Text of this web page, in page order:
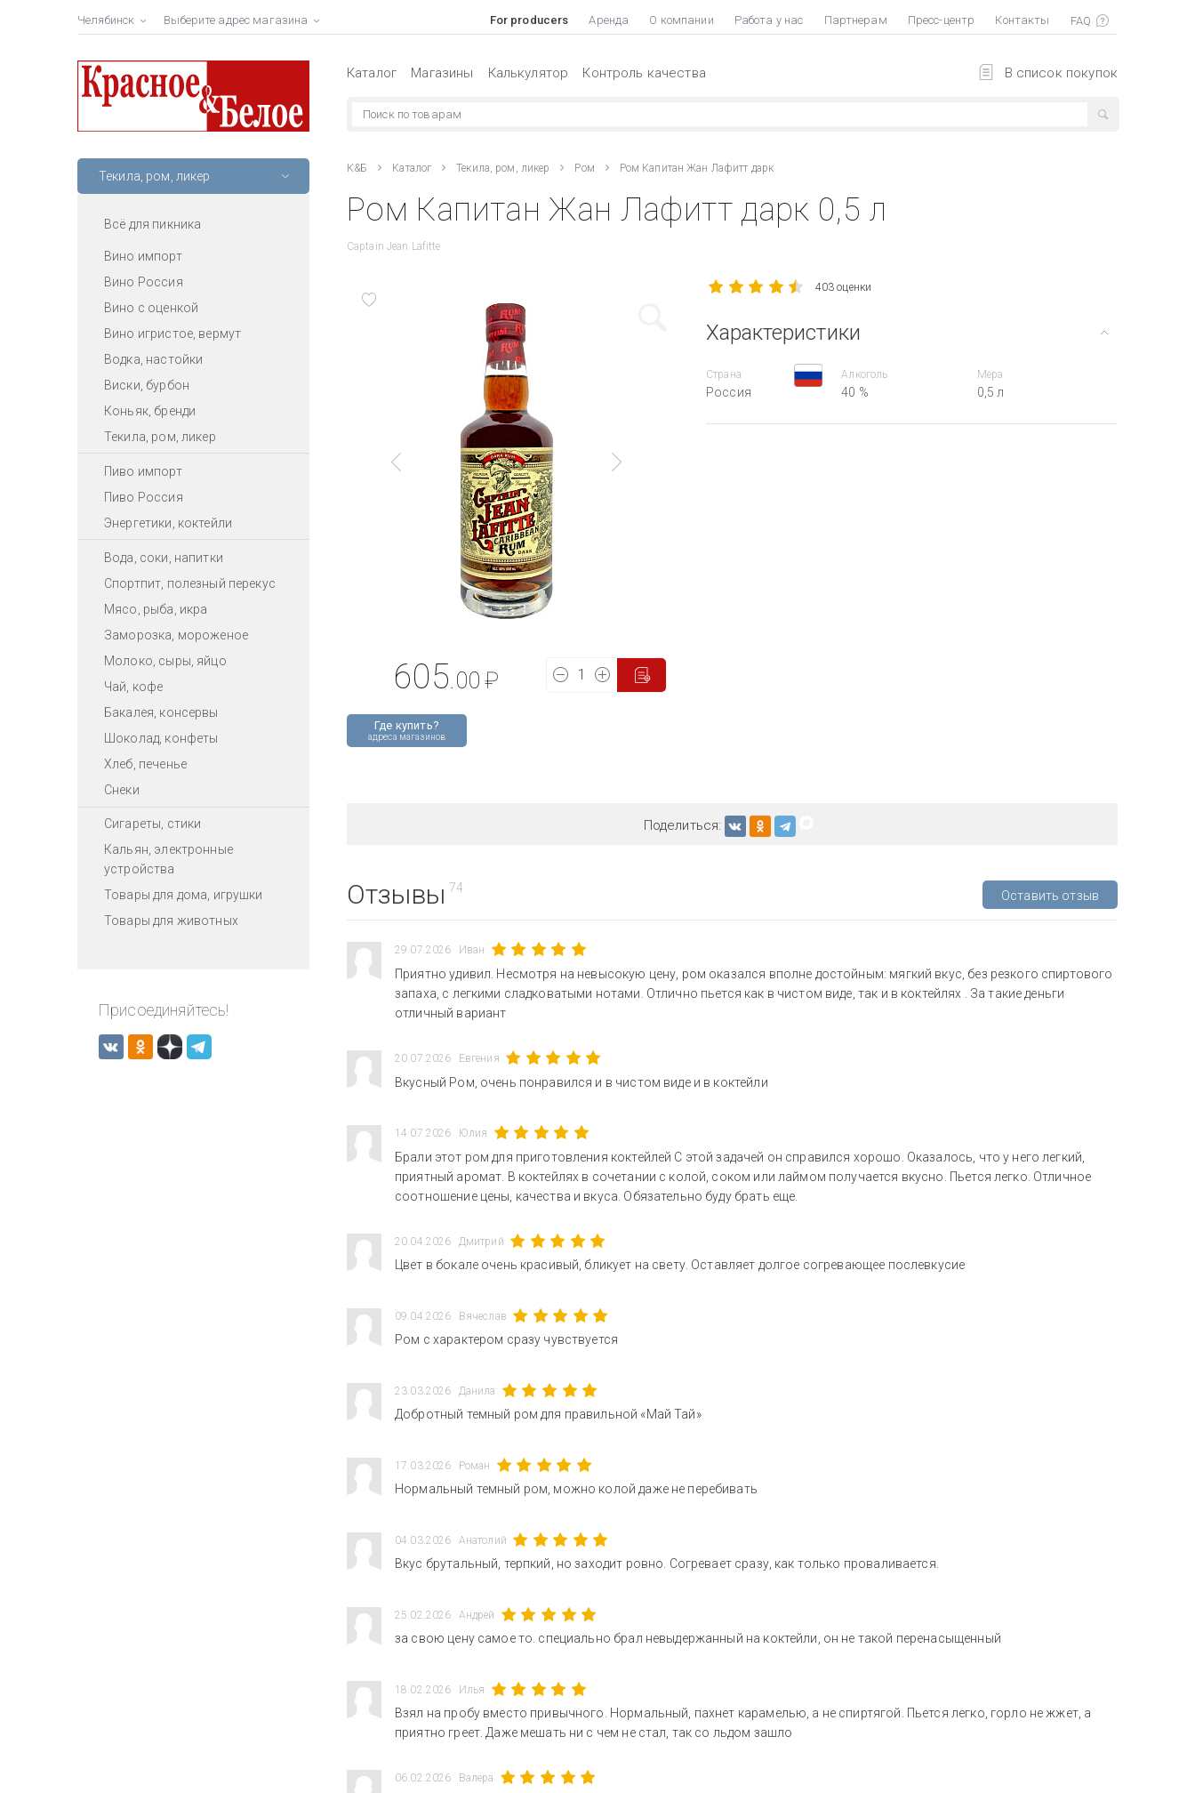
Челябинск Выберите адрес магазина For producers Аренда О компании Работа у нас Партнерам Пресс-центр Контакты
В список покупок
Каталог Магазины Калькулятор Контроль качества
Текила, ром, ликер
Всё для пикника
Вино импорт
Вино Россия
Вино с оценкой
Вино игристое, вермут
Водка, настойки
Виски, бурбон
Коньяк, бренди
Текила, ром, ликер
Пиво импорт
Пиво Россия
Энергетики, коктейли
Вода, соки, напитки
Спортпит, полезный перекус
Мясо, рыба, икра
Заморозка, мороженое
Молоко, сыры, яйцо
Чай, кофе
Бакалея, консервы
Шоколад, конфеты
Хлеб, печенье
Снеки
Сигареты, стики
Кальян, электронные
устройства
Товары для дома, игрушки
Товары для животных
Присоединяйтесь!
К&Б Каталог Текила, ром, ликер Ром Ром Капитан Жан Лафитт дарк
Ром Капитан Жан Лафитт дарк 0,5 л
Captain Jean Lafitte
Где купить?
адреса магазинов
605 .00 ₽
403 оценки
Характеристики
Страна
Россия
Алкоголь
40 %
Мера
0,5 л
Поделиться:
Отзывы 74
Оставить отзыв
29.07.2026 Иван
Приятно удивил. Несмотря на невысокую цену, ром оказался вполне достойным: мягкий вкус, без резкого спиртового
запаха, с легкими сладковатыми нотами. Отлично пьется как в чистом виде, так и в коктейлях . За такие деньги
отличный вариант
20.07.2026 Евгения
Вкусный Ром, очень понравился и в чистом виде и в коктейли
14.07.2026 Юлия
Брали этот ром для приготовления коктейлей С этой задачей он справился хорошо. Оказалось, что у него легкий,
приятный аромат. В коктейлях в сочетании с колой, соком или лаймом получается вкусно. Пьется легко. Отличное
соотношение цены, качества и вкуса. Обязательно буду брать еще.
20.04.2026 Дмитрий
Цвет в бокале очень красивый, бликует на свету. Оставляет долгое согревающее послевкусие
09.04.2026 Вячеслав
Ром с характером сразу чувствуется
23.03.2026 Данила
Добротный темный ром для правильной «Май Тай»
17.03.2026 Роман
Нормальный темный ром, можно колой даже не перебивать
04.03.2026 Анатолий
Вкус брутальный, терпкий, но заходит ровно. Согревает сразу, как только проваливается.
25.02.2026 Андрей
за свою цену самое то. специально брал невыдержанный на коктейли, он не такой перенасыщенный
18.02.2026 Илья
Взял на пробу вместо привычного. Нормальный, пахнет карамелью, а не спиртягой. Пьется легко, горло не жжет, а
приятно греет. Даже мешать ни с чем не стал, так со льдом зашло
06.02.2026 Валера